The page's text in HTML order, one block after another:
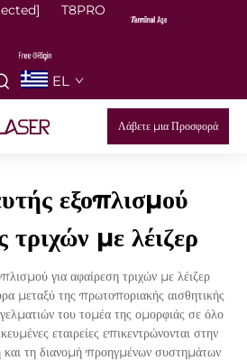
T8PRO
EL
Λάβετε μια Προσφορά
εξοπλισμού
τριχών με λέιζερ
για αφαίρεση τριχών με λέιζερ
μεταξύ της πρωτοποριακής αισθητικής
του τομέα της ομορφιάς σε όλο
εταιρείες επικεντρώνονται στην
τη διανομή προηγμένων συστημάτων